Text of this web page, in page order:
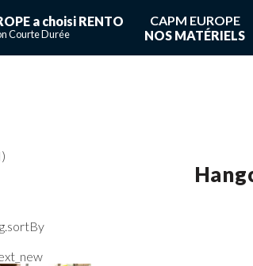
a choisi RENTO
Courte Durée
CAPM EUROPE
NOS MATÉRIELS
Vous avez